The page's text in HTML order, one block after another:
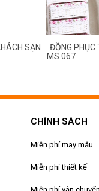
SẠN
ĐỒNG PHỤC
MS 067
CHÍNH SÁCH
Miễn phí may mẫu
Miễn phí thiết kế